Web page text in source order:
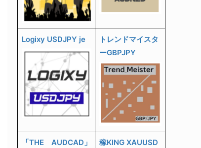
Logixy USDJPY je
トレンドマイスタ
ーGBPJPY
「THE AUDCAD」
稼KING XAUUSD